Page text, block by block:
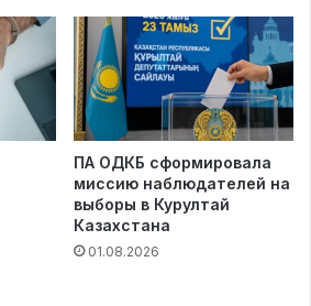
ПА ОДКБ сформировала
миссию наблюдателей на
выборы в Курултай
Казахстана
01.08.2026